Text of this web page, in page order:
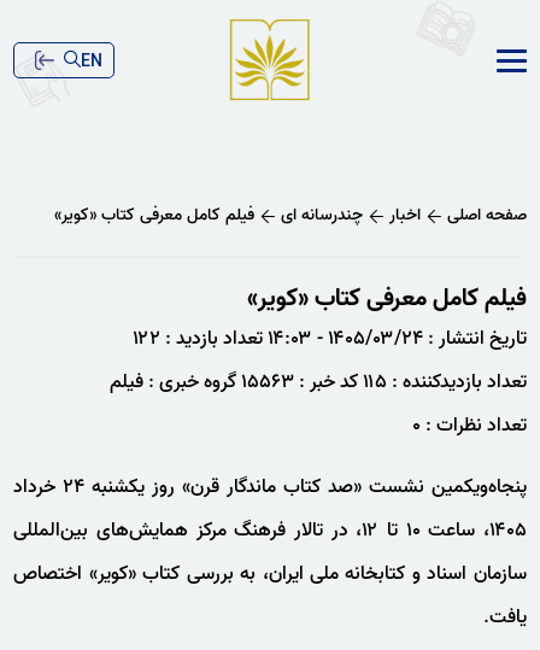
EN
صفحه اصلی اخبار چندرسانه ای فیلم کامل معرفی کتاب «کویر»
فیلم کامل معرفی کتاب «کویر»
تاریخ انتشار : ۱۴۰۵/۰۳/۲۴ - ۱۴:۰۳
تعداد بازدید : ۱۲۲
تعداد بازدیدکننده : ۱۱۵
کد خبر : ۱۵۵۶۳
گروه خبری : فیلم
تعداد نظرات : ۰
پنجاه‌ویکمین نشست «صد کتاب ماندگار قرن» روز یکشنبه ۲۴ خرداد
۱۴۰۵، ساعت ۱۰ تا ۱۲، در تالار فرهنگ مرکز همایش‌های بین‌المللی
سازمان اسناد و کتابخانه ملی ایران، به بررسی کتاب «کویر» اختصاص
یافت.